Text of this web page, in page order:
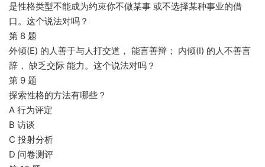
是性格类型不能成为约束你不做某事 或不选择某种事业的借
口。这个说法对吗？
第 8 题
外倾(E) 的人善于与人打交道， 能言善辩； 内倾(I) 的人不善言
辞， 缺乏交际 能力。这个说法对吗？
第 9 题
探索性格的方法有哪些？
A 行为评定
B 访谈
C 投射分析
D 问卷测评